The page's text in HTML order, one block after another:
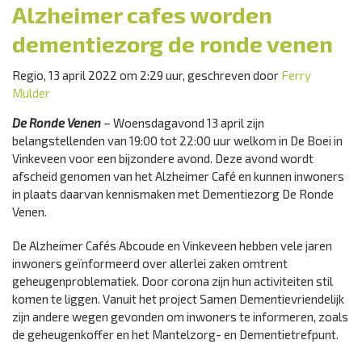
Alzheimer cafes worden
dementiezorg de ronde venen
Regio, 13 april 2022 om 2:29 uur, geschreven door Ferry
Mulder
De Ronde Venen – Woensdagavond 13 april zijn
belangstellenden van 19:00 tot 22:00 uur welkom in De Boei in
Vinkeveen voor een bijzondere avond. Deze avond wordt
afscheid genomen van het Alzheimer Café en kunnen inwoners
in plaats daarvan kennismaken met Dementiezorg De Ronde
Venen.
De Alzheimer Cafés Abcoude en Vinkeveen hebben vele jaren
inwoners geïnformeerd over allerlei zaken omtrent
geheugenproblematiek. Door corona zijn hun activiteiten stil
komen te liggen. Vanuit het project Samen Dementievriendelijk
zijn andere wegen gevonden om inwoners te informeren, zoals
de geheugenkoffer en het Mantelzorg- en Dementietrefpunt.